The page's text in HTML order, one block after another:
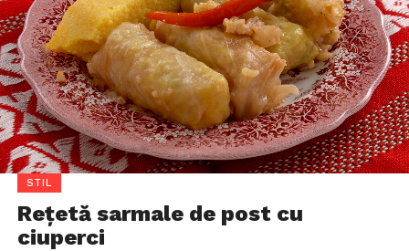
STIL
Rețetă sarmale de post cu
ciuperci